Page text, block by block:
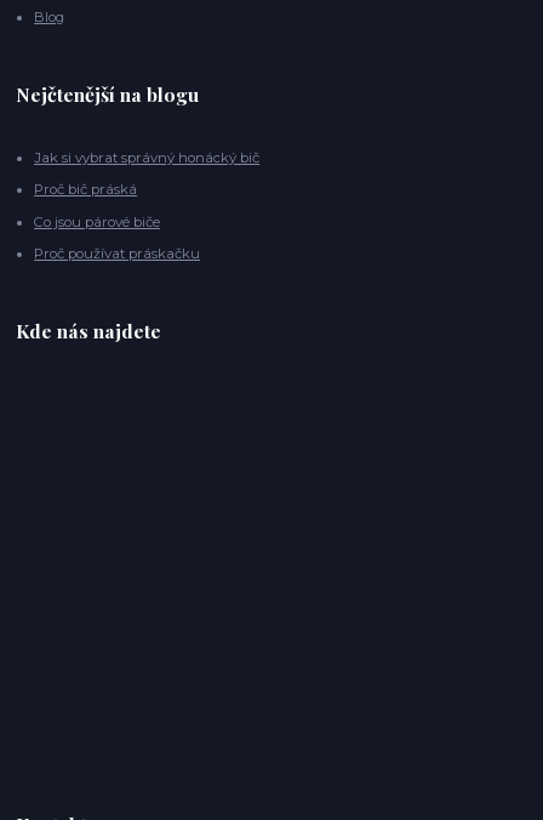
Blog
Nejčtenější na blogu
Jak si vybrat správný honácký bič
Proč bič práská
Co jsou párové biče
Proč používat práskačku
Kde nás najdete